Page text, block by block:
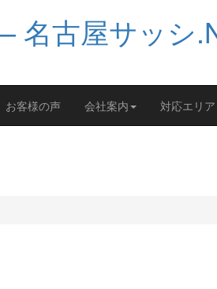
お客様の声 会社案内 対応エリア